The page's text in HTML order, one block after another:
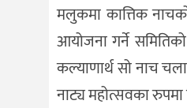
मलुकमा कात्तिक
आयोजना गर्ने
कल्याणार्थ सो नाच
नाट्य महोत्सवका रुपमा